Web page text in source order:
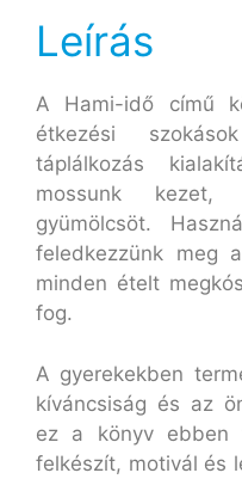
Leírás
A Hami-idő című
étkezési
táplálkozás
mossunk kezet,
gyümölcsöt.
feledkezzünk meg
minden ételt
fog.
A gyerekekben
kíváncsiság és az
ez a könyv ebben
felkészít, motivál és